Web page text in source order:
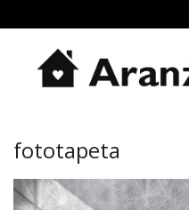
Inspiracje
wnętrz
Jesienne
dekoracje
fototapeta